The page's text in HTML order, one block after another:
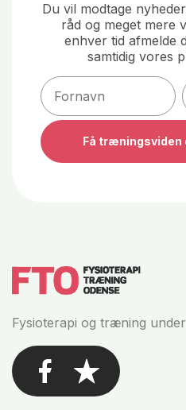
Du vil modtage
råd og meget mere
enhver tid afmelde
samtidig vores
Få træningsviden
Fysioterapi og træning